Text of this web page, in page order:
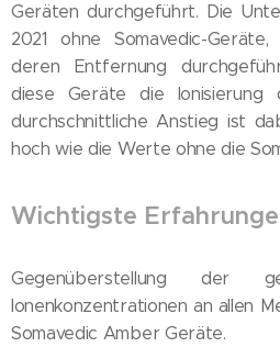
Geräten durchgeführt. Die
2021 ohne Somavedic-
deren Entfernung
diese Geräte die
durchschnittliche Anstieg ist
hoch wie die Werte ohne die
Wichtigste
Gegenüberstellung der
Ionenkonzentrationen an allen
Somavedic Amber Geräte.